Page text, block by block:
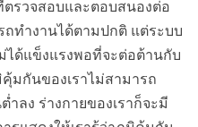
รวจสอบและตอบสนองต่อ
ถทำงานได้ตามปกติ แต่ระบบ
ได้แข็งแรงพอที่จะต่อต้านกับ
มกันของเราไม่สามารถ
ลง ร่างกายของเราก็จะมี